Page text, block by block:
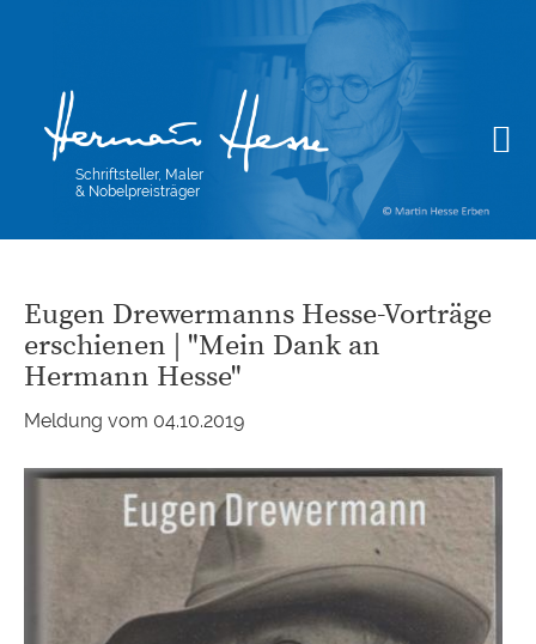
Schriftsteller, Maler
& Nobelpreisträger
Eugen Drewermanns Hesse-Vorträge
erschienen | "Mein Dank an
Hermann Hesse"
Meldung vom 04.10.2019